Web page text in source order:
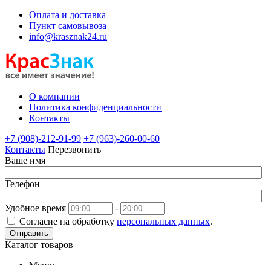
Оплата и доставка
Пункт самовывоза
info@krasznak24.ru
О компании
Политика конфиденциальности
Контакты
+7 (908)-212-91-99 +7 (963)-260-00-60
Контакты Перезвонить
Ваше имя
Телефон
Удобное время
-
Согласие на обработку персональных данных.
Отправить
Каталог товаров